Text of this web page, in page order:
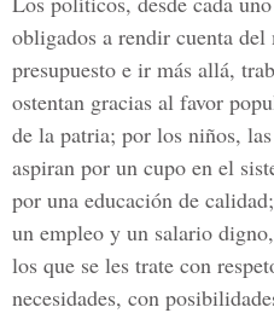
obligados a rendir cuenta del
presupuesto e ir más allá,
ostentan gracias al favor
de la patria; por los niños,
aspiran por un cupo en el
por una educación de
un empleo y un salario
los que se les trate con
necesidades, con